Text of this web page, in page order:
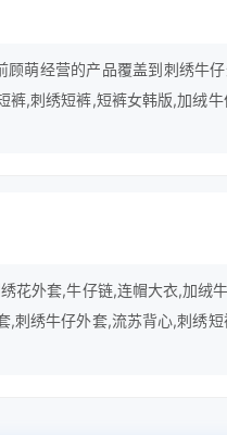
顾萌经营的产品覆盖到刺绣牛
裤,刺绣短裤,短裤女韩版,加绒
花外套,牛仔链,连帽大衣,加绒
,刺绣牛仔外套,流苏背心,刺绣